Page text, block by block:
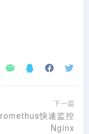
下一篇
快速监控
Nginx